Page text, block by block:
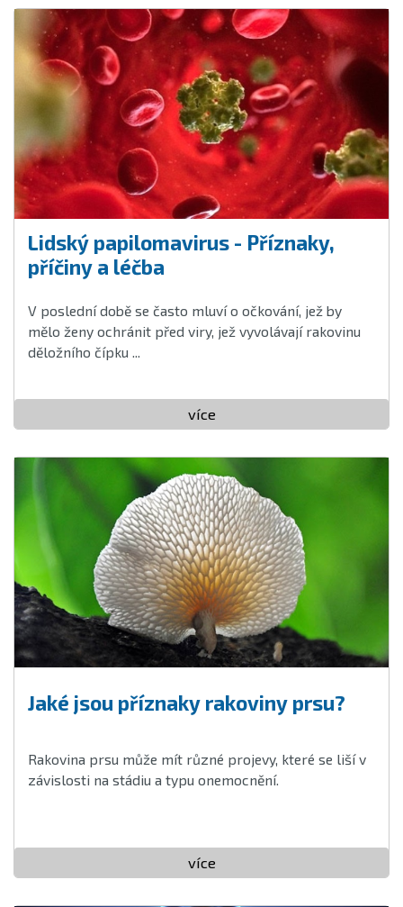
Lidský papilomavirus - Příznaky,
příčiny a léčba
V poslední době se často mluví o očkování, jež by
mělo ženy ochránit před viry, jež vyvolávají rakovinu
děložního čípku ...
více
Jaké jsou příznaky rakoviny prsu?
Rakovina prsu může mít různé projevy, které se liší v
závislosti na stádiu a typu onemocnění.
více